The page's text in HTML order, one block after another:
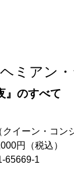
ミアン
』のすべて
イーン・コン
円（税込）
65669-1